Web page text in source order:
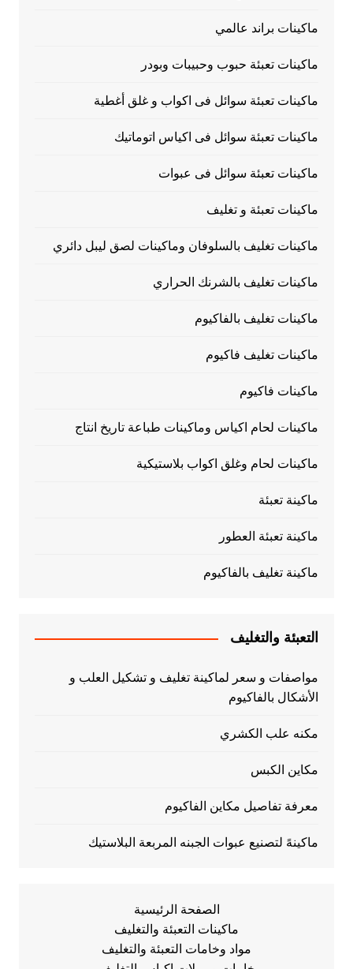
ماكينات براند عالمي
ماكينات تعبئة حبوب وحبيبات وبودر
ماكينات تعبئة سوائل فى اكواب و غلق أغطية
ماكينات تعبئة سوائل فى اكياس اتوماتيك
ماكينات تعبئة سوائل فى عبوات
ماكينات تعبئة و تغليف
ماكينات تغليف بالسلوفان وماكينات لصق ليبل دائري
ماكينات تغليف بالشرنك الحراري
ماكينات تغليف بالفاكيوم
ماكينات تغليف فاكيوم
ماكينات فاكيوم
ماكينات لحام اكياس وماكينات طباعة تاريخ انتاج
ماكينات لحام وغلق اكواب بلاستيكية
ماكينة تعبئة
ماكينة تعبئة العطور
ماكينة تغليف بالفاكيوم
التعبئة والتغليف
مواصفات و سعر لماكينة تغليف و تشكيل العلب و
الأشكال بالفاكيوم
مكنه علب الكشري
مكاين الكبس
معرفة تفاصيل مكاين الفاكيوم
ماكينهً لتصنيع عبوات الجبنه المربعة البلاستيك
الصفحة الرئيسية
ماكينات التعبئة والتغليف
مواد وخامات التعبئة والتغليف